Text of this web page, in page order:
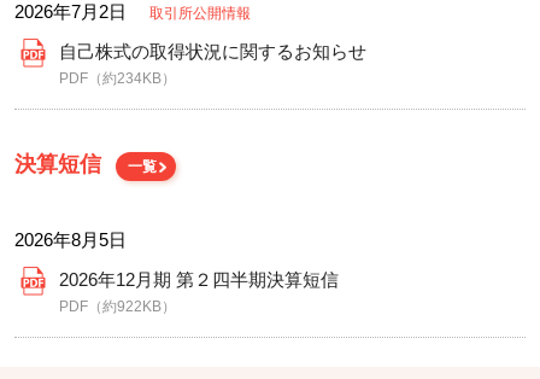
2026年7月2日 取引所公開情報
自己株式の取得状況に関するお知らせ
PDF（約234KB）
決算短信 一覧
2026年8月5日
2026年12月期 第２四半期決算短信
PDF（約922KB）